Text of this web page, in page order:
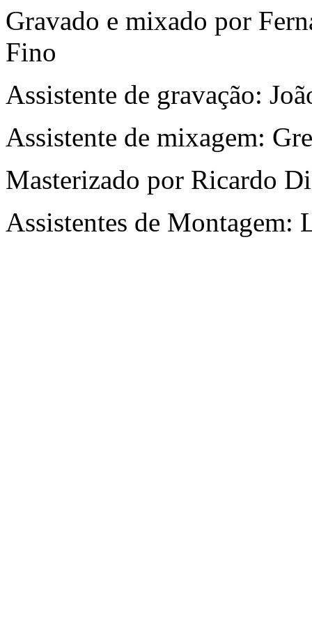
Gravado e mixado por
Fino
Assistente de gravação:
Assistente de mixagem:
Masterizado por Ricardo
Assistentes de Montagem: